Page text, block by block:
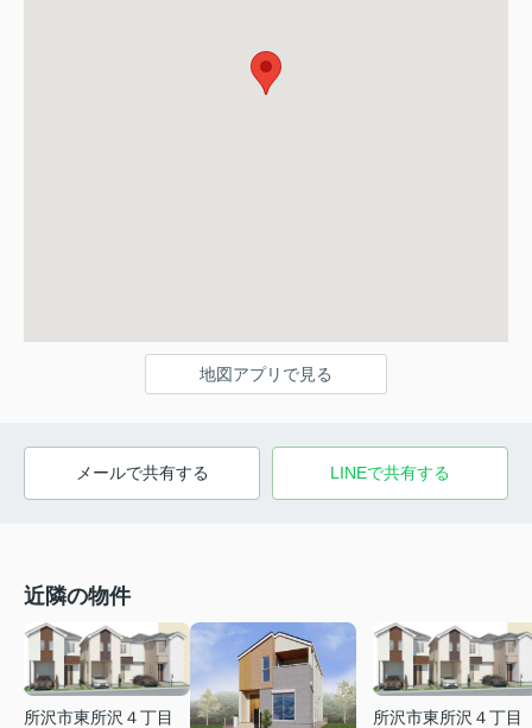
地図アプリで見る
メールで共有する LINEで共有する
近隣の物件
所沢市東所沢４丁目
所沢市東所沢４丁目